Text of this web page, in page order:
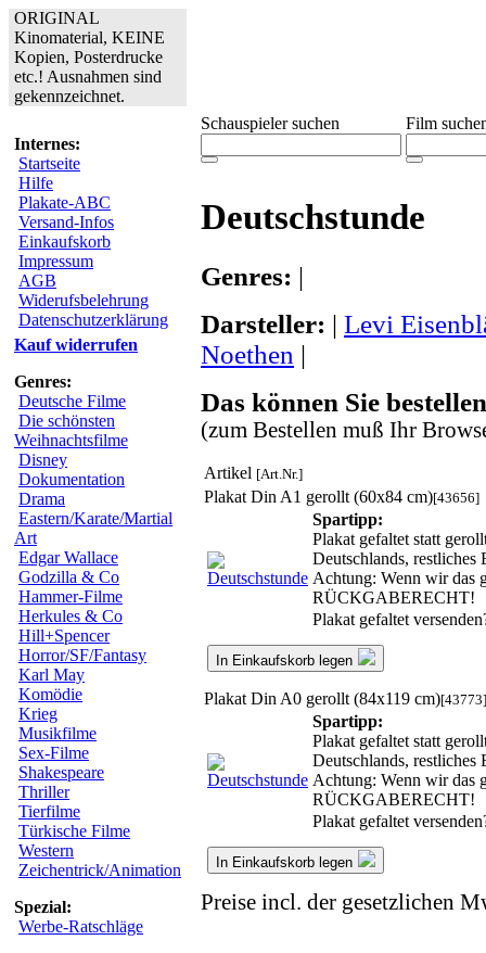
ORIGINAL
Kinomaterial, KEINE
Kopien, Posterdrucke
etc.! Ausnahmen sind
gekennzeichnet.
Internes:
Startseite
Hilfe
Plakate-ABC
Versand-Infos
Einkaufskorb
Impressum
AGB
Widerufsbelehrung
Datenschutzerklärung
Kauf widerrufen
Genres:
Deutsche Filme
Die schönsten
Weihnachtsfilme
Disney
Dokumentation
Drama
Eastern/Karate/Martial
Art
Edgar Wallace
Godzilla & Co
Hammer-Filme
Herkules & Co
Hill+Spencer
Horror/SF/Fantasy
Karl May
Komödie
Krieg
Musikfilme
Sex-Filme
Shakespeare
Thriller
Tierfilme
Türkische Filme
Western
Zeichentrick/Animation
Spezial:
Werbe-Ratschläge
Schauspieler suchen Film
Deutschstunde
Genres: |
Darsteller: | Levi
Noethen |
Das können Sie
(zum Bestellen muß Ihr
Artikel [Art.Nr.]
Plakat Din A1 gerollt (60x84 cm)[43656]
Spartipp:
Plakat gefaltet statt
Deutschlands, restliches
Achtung: Wenn wir das
RÜCKGABERECHT!
Plakat gefaltet
In Einkaufskorb legen
Plakat Din A0 gerollt (84x119 cm)[43773]
Spartipp:
Plakat gefaltet statt
Deutschlands, restliches
Achtung: Wenn wir das
RÜCKGABERECHT!
Plakat gefaltet
In Einkaufskorb legen
Preise incl. der gesetzlichen